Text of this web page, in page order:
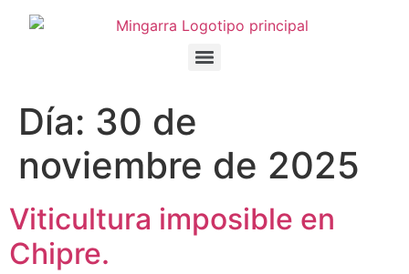
contenido
Día: 30 de
noviembre de 2025
Viticultura imposible en
Chipre.